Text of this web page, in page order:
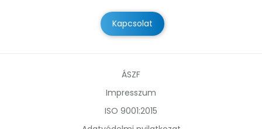
Kapcsolat
ÁSZF
Impresszum
ISO 9001:2015